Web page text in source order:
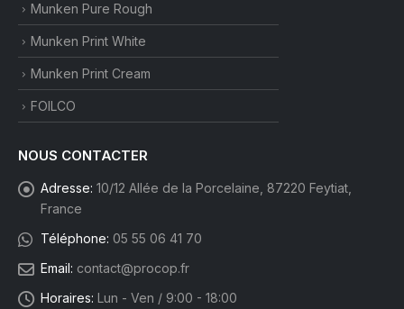
Munken Pure Rough
Munken Print White
Munken Print Cream
FOILCO
NOUS CONTACTER
Adresse: 10/12 Allée de la Porcelaine, 87220 Feytiat,
France
Téléphone: 05 55 06 41 70
Email: contact@procop.fr
Horaires: Lun - Ven / 9:00 - 18:00